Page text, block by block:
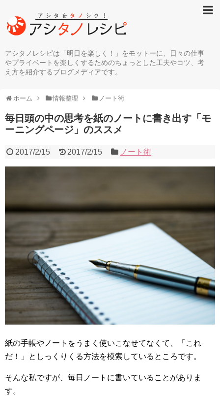
アシタノレシピは「明日を楽しく！」をモットーに、日々の仕事
やプライベートを楽しくするためのちょっとした工夫やコツ、考
え方を紹介するブログメディアです。
ホーム 情報整理 ノート術
毎日頭の中の思考を紙のノートに書き出す「モ
ーニングページ」のススメ
2017/2/15 2017/2/15 ノート術
紙の手帳やノートをうまく使いこなせてなくて、「これ
だ！」としっくりくる方法を模索しているところです。
そんな私ですが、毎日ノートに書いていることがありま
す。